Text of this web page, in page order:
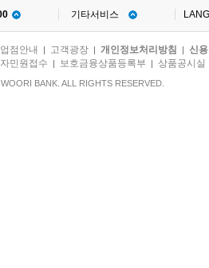
기타서비스
점안내 | 고객광장 | 개인정보처리방침 | 신
민원접수 | 보호금융상품등록부 | 상품공시실
BANK. ALL RIGHTS RESERVED.